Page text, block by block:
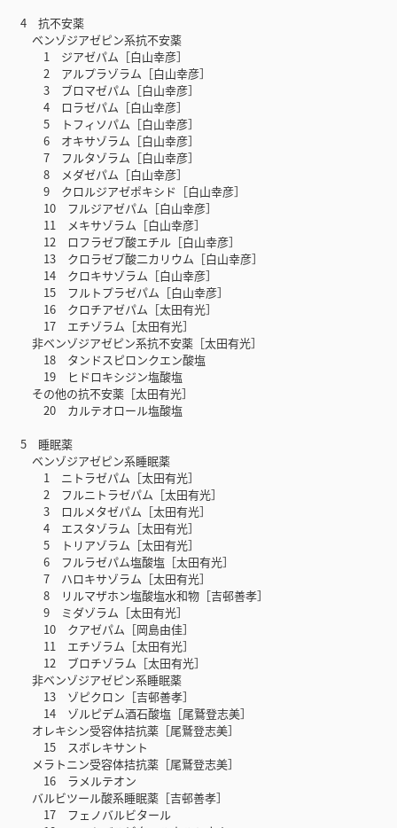
4 抗不安薬
ベンゾジアゼピン系抗不安薬
1 ジアゼパム［白山幸彦］
2 アルプラゾラム［白山幸彦］
3 ブロマゼパム［白山幸彦］
4 ロラゼパム［白山幸彦］
5 トフィソパム［白山幸彦］
6 オキサゾラム［白山幸彦］
7 フルタゾラム［白山幸彦］
8 メダゼパム［白山幸彦］
9 クロルジアゼポキシド［白山幸彦］
10 フルジアゼパム［白山幸彦］
11 メキサゾラム［白山幸彦］
12 ロフラゼプ酸エチル［白山幸彦］
13 クロラゼプ酸二カリウム［白山幸彦］
14 クロキサゾラム［白山幸彦］
15 フルトプラゼパム［白山幸彦］
16 クロチアゼパム［太田有光］
17 エチゾラム［太田有光］
非ベンゾジアゼピン系抗不安薬［太田有光］
18 タンドスピロンクエン酸塩
19 ヒドロキシジン塩酸塩
その他の抗不安薬［太田有光］
20 カルテオロール塩酸塩
5 睡眠薬
ベンゾジアゼピン系睡眠薬
1 ニトラゼパム［太田有光］
2 フルニトラゼパム［太田有光］
3 ロルメタゼパム［太田有光］
4 エスタゾラム［太田有光］
5 トリアゾラム［太田有光］
6 フルラゼパム塩酸塩［太田有光］
7 ハロキサゾラム［太田有光］
8 リルマザホン塩酸塩水和物［吉邨善孝］
9 ミダゾラム［太田有光］
10 クアゼパム［岡島由佳］
11 エチゾラム［太田有光］
12 ブロチゾラム［太田有光］
非ベンゾジアゼピン系睡眠薬
13 ゾピクロン［吉邨善孝］
14 ゾルピデム酒石酸塩［尾鷲登志美］
オレキシン受容体拮抗薬［尾鷲登志美］
15 スボレキサント
メラトニン受容体拮抗薬［尾鷲登志美］
16 ラメルテオン
バルビツール酸系睡眠薬［吉邨善孝］
17 フェノバルビタール